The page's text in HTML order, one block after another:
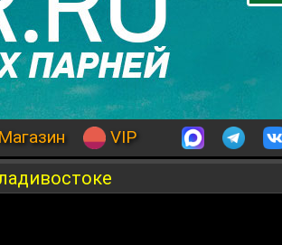
Магазин VIP